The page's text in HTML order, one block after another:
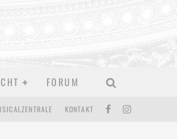
FORUM
KONTAKT